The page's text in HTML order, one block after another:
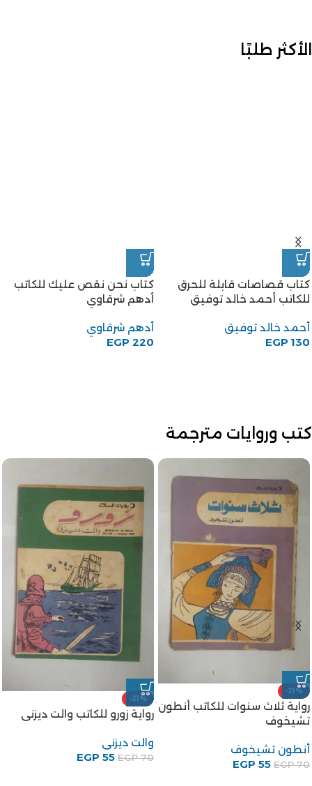
الأكثر طلبًا
كتاب قصاصات قابلة للحرق
للكاتب أحمد خالد توفيق
أحمد خالد توفيق
EGP 130
كتاب نحن نقص عليك للكاتب
أدهم شرقاوي
أدهم شرقاوي
EGP 220
كتب وروايات مترجمة
-21%
رواية ثلاث سنوات للكاتب أنطون
تشيخوف
أنطون تشيخوف
EGP70
EGP 55
-21%
رواية زورو للكاتب والت ديزنى
والت ديزنى
EGP70
EGP 55